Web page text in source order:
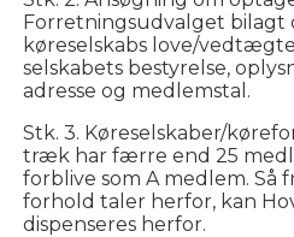
Forretningsudvalget bilagt
køreselskabs love/
selskabets bestyrelse,
adresse og medlemstal.
Stk. 3. Køreselskaber/
træk har færre end 25
forblive som A medlem. Så
forhold taler herfor, kan
dispenseres herfor.